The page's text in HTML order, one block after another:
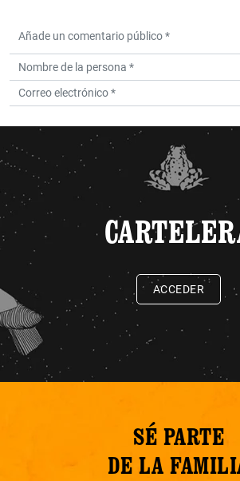
ACCEDER
SÉ PARTE
DE LA